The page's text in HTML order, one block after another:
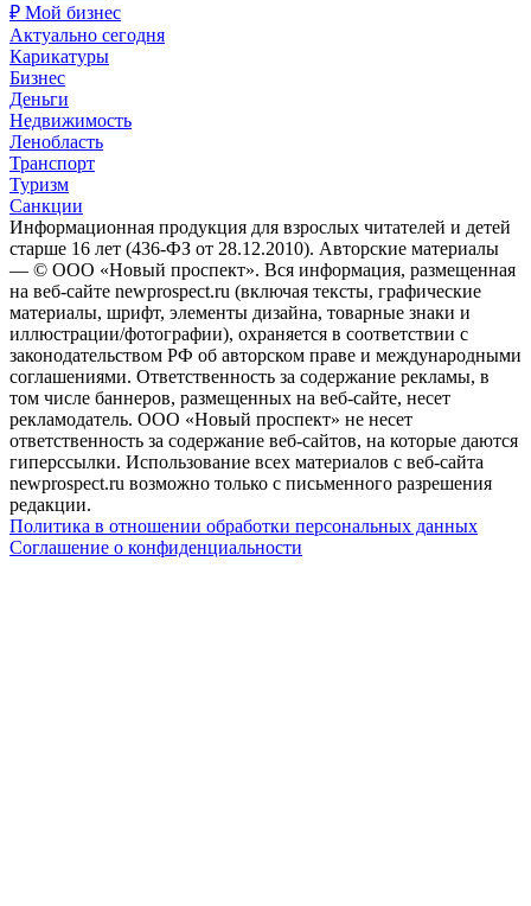
₽ Мой бизнес
Актуально сегодня
Карикатуры
Бизнес
Деньги
Недвижимость
Ленобласть
Транспорт
Туризм
Санкции
Информационная продукция для взрослых читателей и детей
старше 16 лет (436-ФЗ от 28.12.2010). Авторские материалы
— © ООО «Новый проспект». Вся информация, размещенная
на веб-сайте newprospect.ru (включая тексты, графические
материалы, шрифт, элементы дизайна, товарные знаки и
иллюстрации/фотографии), охраняется в соответствии с
законодательством РФ об авторском праве и международными
соглашениями. Ответственность за содержание рекламы, в
том числе баннеров, размещенных на веб-сайте, несет
рекламодатель. ООО «Новый проспект» не несет
ответственность за содержание веб-сайтов, на которые даются
гиперссылки. Использование всех материалов с веб-сайта
newprospect.ru возможно только с письменного разрешения
редакции.
Политика в отношении обработки персональных данных
Соглашение о конфиденциальности